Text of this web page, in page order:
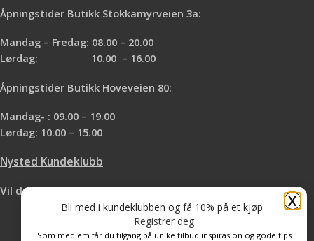
Åpningstider Butikk Stokkamyrveien 3a:
Mandag – Fredag: 08.00 – 20.00
Lørdag: 10.00 – 16.00
Åpningstider Butikk Hoveveien 80:
Mandag- : 09.00 – 19.00
Lørdag: 10.00 – 15.00
Nysted Kundeklubb
Vil du leie hos oss?
X
Bli med i kundeklubben og få 10% på et kjøp
Registrer deg
Som medlem får du tilgang på unike tilbud inspirasjon og gode tips